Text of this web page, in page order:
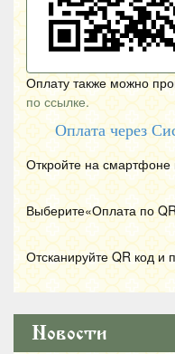
Оплату также можно
по ссылке.
Оплата через
Откройте на
Выберите«Оплата по
Отсканируйте QR код и
Новости